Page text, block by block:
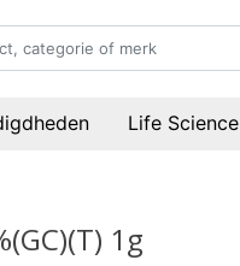
Life Science
1g